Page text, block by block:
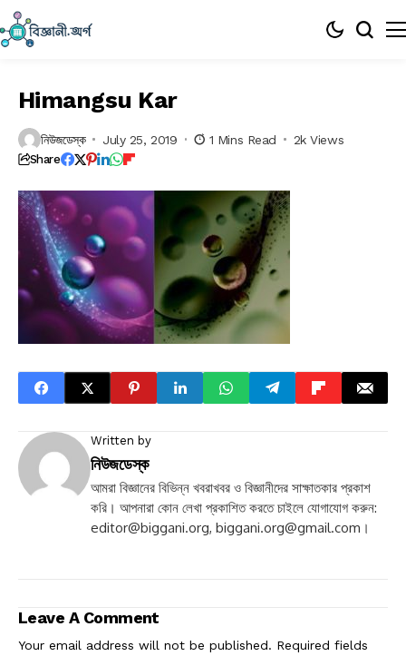
Himangsu Kar
নিউজডেস্ক July 25, 2019 1 Mins Read 2k Views
Share
Written by
নিউজডেস্ক
আমরা বিজ্ঞানের বিভিন্ন খবরাখবর ও বিজ্ঞানীদের সাক্ষাতকার প্রকাশ
করি। আপনারা কোন লেখা প্রকাশিত করতে চাইলে যোগাযোগ করুন:
editor@biggani.org, biggani.org@gmail.com ।
Leave A Comment
Your email address will not be published. Required fields